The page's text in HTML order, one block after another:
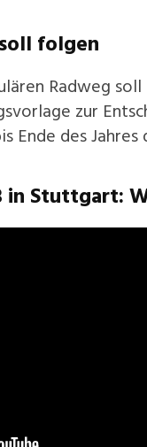
folgen
Radweg
zur
Ende des Jahres
in Stuttgart: